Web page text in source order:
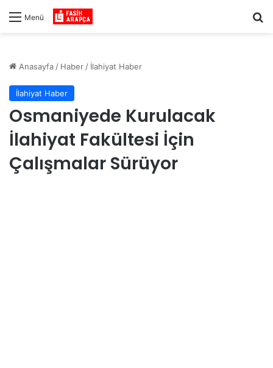
Menü
Anasayfa / Haber / İlahiyat Haber
İlahiyat Haber
Osmaniyede Kurulacak
İlahiyat Fakültesi İçin
Çalışmalar Sürüyor